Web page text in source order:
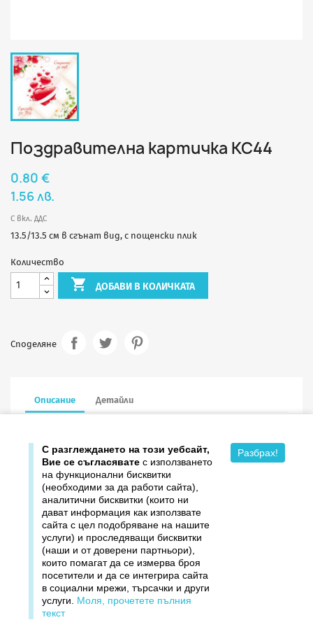
Поздравителна картичка КС44
0.80 €
1.56 лв.
С вкл. ДДС
13.5/13.5 см в сгънат вид, с пощенски плик
Количество
 ДОБАВИ В КОЛИЧКАТА
Споделяне
Описание Детайли
Продукти
Издателство ДОМИНО
Вашият профил
С разглеждането на този уебсайт,
Вие се съгласявате с използването
на функционални бисквитки
(необходими за да работи сайта),
аналитични бисквитки (които ни
дават информация как използвате
сайта с цел подобряване на нашите
услуги) и проследяващи бисквитки
(наши и от доверени партньори),
които помагат да се измерва броя
посетители и да се интегрира сайта
в социални мрежи, търсачки и други
услуги.
Моля, прочетете пълния
текст
Разбрах!